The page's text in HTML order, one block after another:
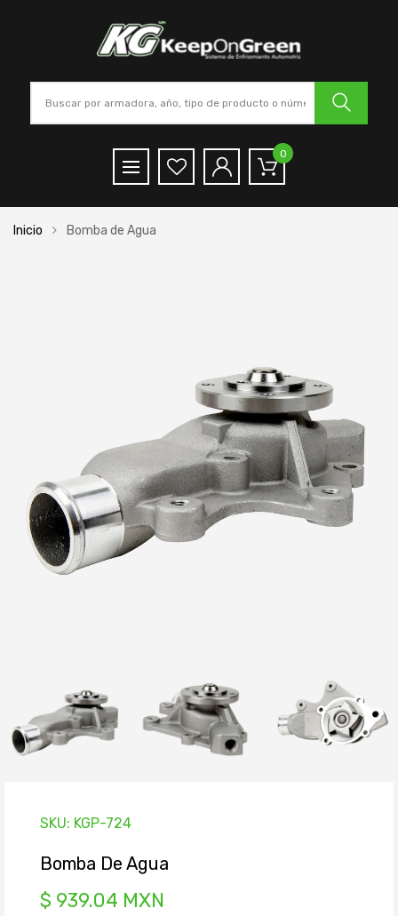
0
Inicio Bomba de Agua
SKU: KGP-724
Bomba De Agua
$ 939.04 MXN